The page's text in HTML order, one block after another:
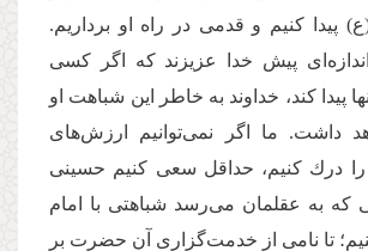
پیدا كنیم و قدمی در راه او برداریم.
اندازه‌ای پیش خدا عزیزند كه اگر كسی
پیدا كند، خداوند به خاطر این شباهت او
داشت. ما اگر نمی‌‌توانیم ارزش‌های
را درك كنیم، حداقل سعی كنیم حسینی
كه به عقلمان می‌‌رسد شباهتی با امام
تا نامی از خدمت‌گزاری آن حضرت بر